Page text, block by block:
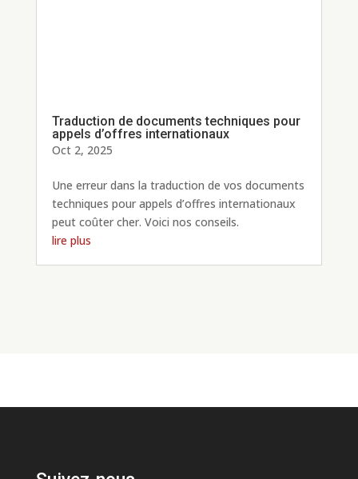
Traduction de documents techniques pour
appels d’offres internationaux
Oct 2, 2025
Une erreur dans la traduction de vos documents
techniques pour appels d’offres internationaux
peut coûter cher. Voici nos conseils.
lire plus